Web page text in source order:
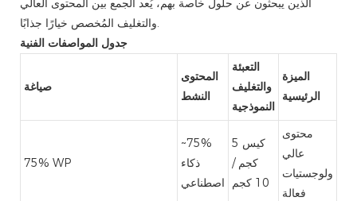
الذين يبحثون عن حلول خاصة بهم، يُعد الجمع بين المحتوى العالي
والتغليف المُخصص خيارًا جذابًا.
جدول المواصفات الفنية
صياغة
المحتوى
النشط
التعبئة
والتغليف
النموذجية
الميزة
الرئيسية
75% WP
~75%
ذكاء
اصطناعي
كيس 5
كجم /
10 كجم
محتوى
عالي
ولوجستيات
فعالة